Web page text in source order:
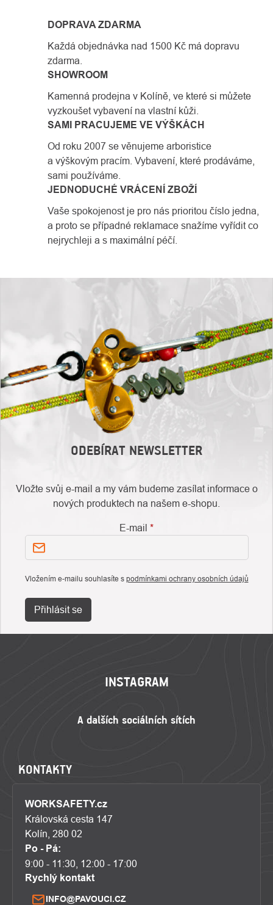
DOPRAVA ZDARMA
Každá objednávka nad 1500 Kč má dopravu
zdarma.
SHOWROOM
Kamenná prodejna v Kolíně, ve které si můžete
vyzkoušet vybavení na vlastní kůži.
SAMI PRACUJEME VE VÝŠKÁCH
Od roku 2007 se věnujeme arboristice
a výškovým pracím. Vybavení, které prodáváme,
sami používáme.
JEDNODUCHÉ VRÁCENÍ ZBOŽÍ
Vaše spokojenost je pro nás prioritou číslo jedna,
a proto se případné reklamace snažíme vyřídit co
nejrychleji a s maximální péčí.
ODEBÍRAT NEWSLETTER
Vložte svůj e-mail a my vám budeme zasílat informace o
nových produktech na našem e-shopu.
E-mail
Vložením e-mailu souhlasíte s podmínkami ochrany osobních údajů
Přihlásit se
INSTAGRAM
KONTAKTY
WORKSAFETY.cz
Královská cesta 147
Kolín, 280 02
Po - Pá:
9:00 - 11:30, 12:00 - 17:00
Rychlý kontakt
INFO@PAVOUCI.CZ